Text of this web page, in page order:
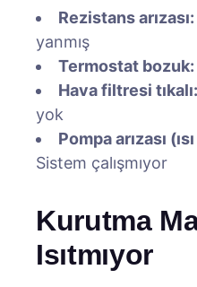
Rezistans arızası:
yanmış
Termostat bozuk:
Hava filtresi tıkalı:
yok
Pompa arızası
Sistem çalışmıyor
Kurutma
Isıtmıyor